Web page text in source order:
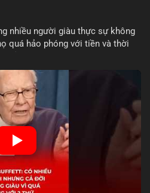
nhiều người giàu thực sự không
quá hảo phóng với tiền và thời
sức mạnh tăng trưởng danh mục.
lại lợi nhuận để tái đầu tư vào
chia sẻ quá mức. Cân bằng
sản giúp nhà đầu tư đạt được
đề cao.